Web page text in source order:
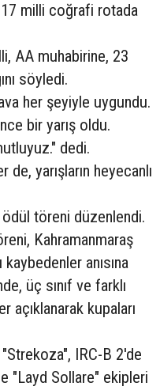
17 milli coğrafi rotada
AA muhabirine, 23
söyledi.
her şeyiyle uygundu.
bir yarış oldu.
dedi.
de, yarışların heyecanlı
ödül töreni düzenlendi.
Kahramanmaraş
anısına
üç sınıf ve farklı
kupaları
IRC-B 2'de
"Layd Sollare" ekipleri